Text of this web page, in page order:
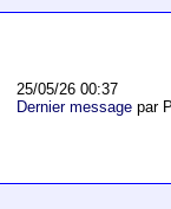
25/05/26 00:37
Dernier messagepar